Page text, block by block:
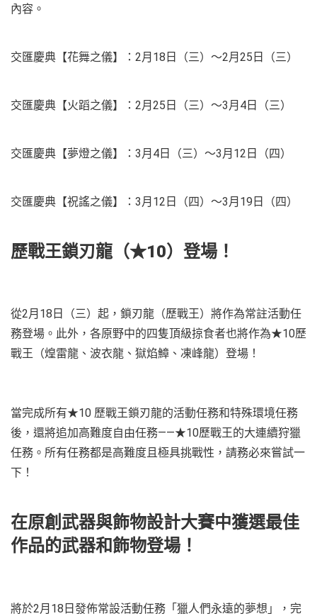
內容。
交匯慶典【花舞之儀】：2月18日（三）～2月25日（三）
交匯慶典【火蹈之儀】：2月25日（三）～3月4日（三）
交匯慶典【夢燈之儀】：3月4日（三）～3月12日（四）
交匯慶典【祝謠之儀】：3月12日（四）～3月19日（四）
歷戰王鎖刃龍（★10）登場！
從2月18日（三）起，鎖刃龍（歷戰王）將作為常註活動任
務登場。此外，各原野中的四隻頂級掠食者也將作為★10歷
戰王（煌雷龍、波衣龍、獄焰鱆、凍峰龍）登場！
當完成所有★10 歷戰王鎖刃龍的活動任務和特殊環境任務
後，還將追加高難度自由任務——★10歷戰王的大連續狩獵
任務。所有任務都是高難度且極具挑戰性，請務必來嘗試一
下！
在原創武器與飾物設計大賽中獲選最佳
作品的武器和飾物登場！
將於2月18日發佈常設活動任務「獵人們永遠的夢想」，完